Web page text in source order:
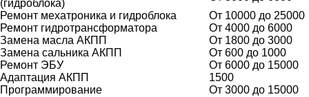
(гидроблока)
Ремонт мехатроника и гидроблока
От 10000 до 25000
Ремонт гидротрансформатора
От 4000 до 6000
Замена масла АКПП
От 1800 до 3000
Замена сальника АКПП
От 600 до 1000
Ремонт ЭБУ
От 6000 до 15000
Адаптация АКПП
1500
Программирование
От 3000 до 15000